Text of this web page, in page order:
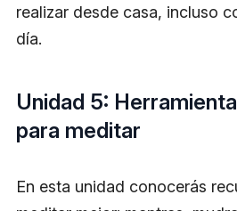
realizar desde casa, incluso
día.
Unidad 5:
para meditar
En esta unidad conocerás